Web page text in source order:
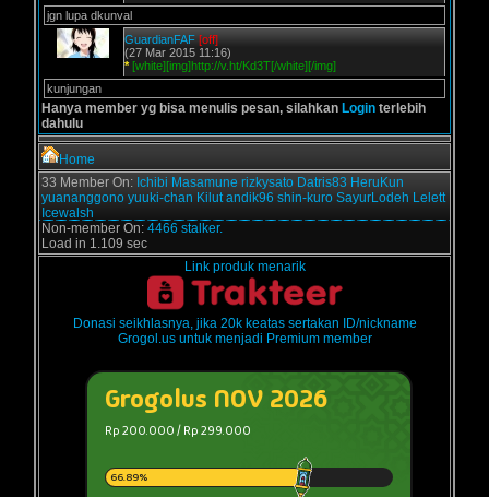
jgn lupa dkunval
GuardianFAF [off]
(27 Mar 2015 11:16)
* [white][img]http://v.ht/Kd3T[/white][/img]
kunjungan
Hanya member yg bisa menulis pesan, silahkan Login terlebih
dahulu
Home
33 Member On: Ichibi Masamune rizkysato Datris83 HeruKun
yuananggono yuuki-chan Kilut andik96 shin-kuro SayurLodeh Lelett
Icewalsh
Non-member On: 4466 stalker.
Load in 1.109 sec
Link produk menarik
Donasi seikhlasnya, jika 20k keatas sertakan ID/nickname
Grogol.us untuk menjadi Premium member